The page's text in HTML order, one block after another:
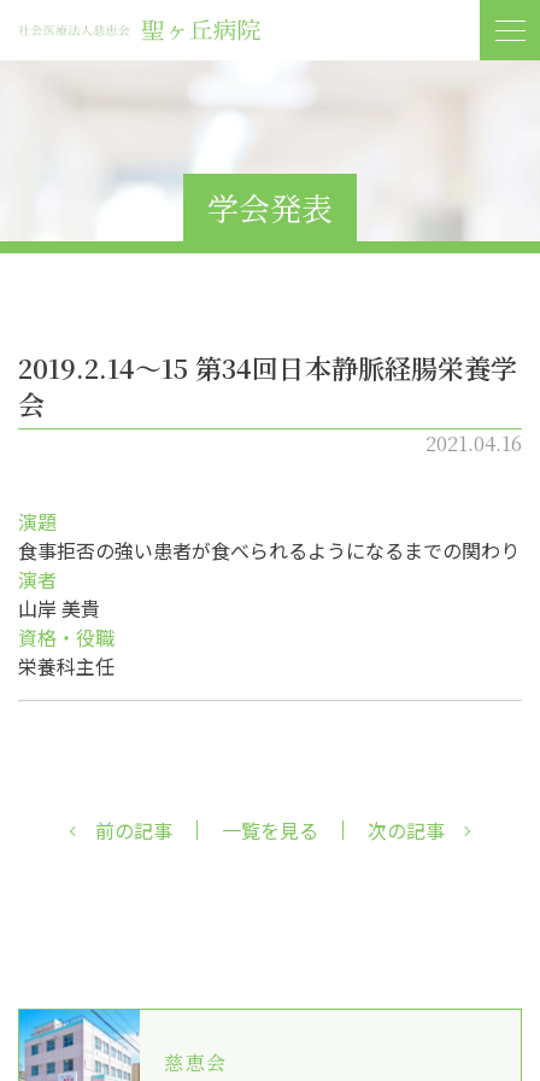
学会発表
2019.2.14〜15 第34回日本静脈経腸栄養学
会
2021.04.16
演題
食事拒否の強い患者が食べられるようになるまでの関わり
演者
山岸 美貴
資格・役職
栄養科主任
前の記事 一覧を見る 次の記事
慈恵会